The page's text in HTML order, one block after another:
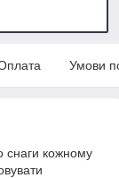
Умови
снаги кожному